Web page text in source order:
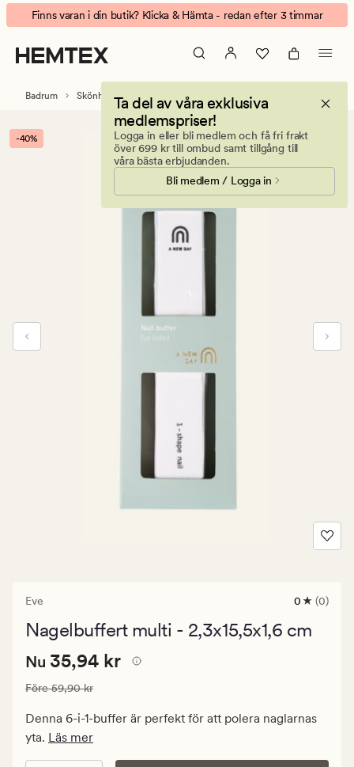
Eve
Nagelbuffert
multi
Animerad
banner.
Klicka
på
att
pausa.
Finns varan i din butik? Klicka & Hämta - redan efter 3 timmar
Ta del av våra exklusiva
medlemspriser!
Logga in eller bli medlem och få fri frakt
över 699 kr till ombud samt tillgång till
våra bästa erbjudanden.
Bli medlem / Logga in
Badrum Skönhetstillbehör
-40%
Eve
0
med
0 (0)
Nagelbuffert multi - 2,3x15,5x1,6 cm
Nuvarande
35,94
kr.
Ordinarie
Nuvarande pris
Nu 35,94 kr
Ordinarie pris
Före59,90 kr
Denna 6-i-1-buffer är perfekt för att polera naglarnas
yta. Läs mer